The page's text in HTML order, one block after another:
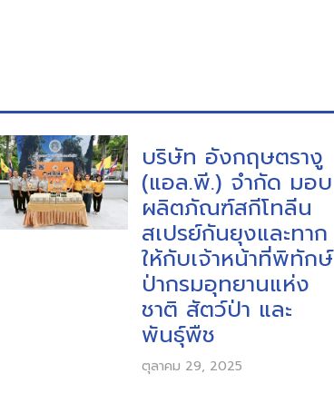
บริษัท อังกฤษตรางู
(แอล.พี.) จำกัด มอบ
ผลิตภัณฑ์สกีโทลีน
สเปรย์กันยุงและทาก
ให้กับเจ้าหน้าที่พิทักษ์
ป่ากรมอุทยานแห่ง
ชาติ สัตว์ป่า และ
พันธุ์พืช
ตุลาคม 29, 2025